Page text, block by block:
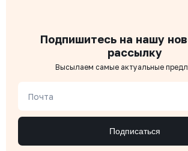
Подпишитесь на нашу
рассылку
Высылаем самые актуальные
Почта
Подписаться